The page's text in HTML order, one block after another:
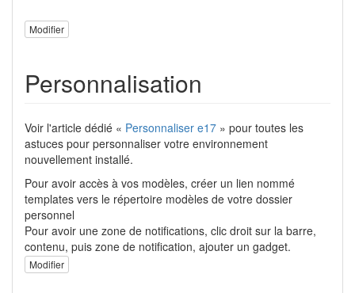
Modifier
Personnalisation
Voir l'article dédié « Personnaliser e17 » pour toutes les
astuces pour personnaliser votre environnement
nouvellement installé.
Pour avoir accès à vos modèles, créer un lien nommé
templates vers le répertoire modèles de votre dossier
personnel
Pour avoir une zone de notifications, clic droit sur la barre,
contenu, puis zone de notification, ajouter un gadget.
Modifier